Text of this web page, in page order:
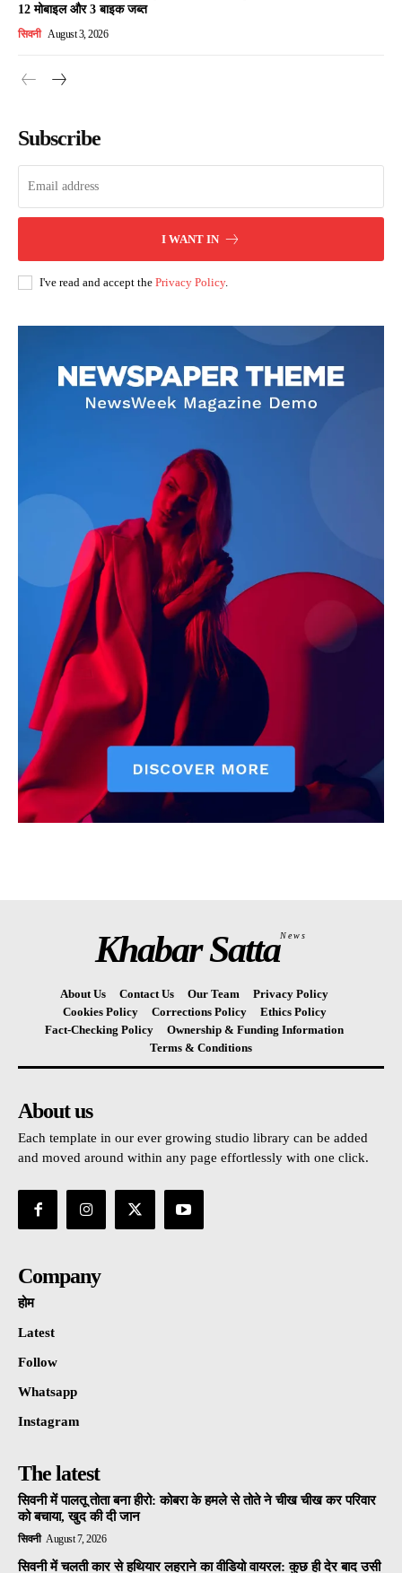
12 मोबाइल और 3 बाइक जब्त
सिवनी August 3, 2026
Subscribe
I WANT IN
I've read and accept the Privacy Policy.
Khabar SattaNews
About Us Contact Us Our Team
Privacy Policy
Cookies Policy
Corrections Policy
Ethics Policy
Fact-Checking Policy
Ownership & Funding Information
Terms & Conditions
About us
Each template in our ever growing studio library can be added
and moved around within any page effortlessly with one click.
Company
होम
Latest
Follow
Whatsapp
Instagram
The latest
सिवनी में पालतू तोता बना हीरो: कोबरा के हमले से तोते ने चीख चीख कर परिवार
को बचाया, खुद की दी जान
सिवनी August 7, 2026
सिवनी में चलती कार से हथियार लहराने का वीडियो वायरल: कुछ ही देर बाद उसी